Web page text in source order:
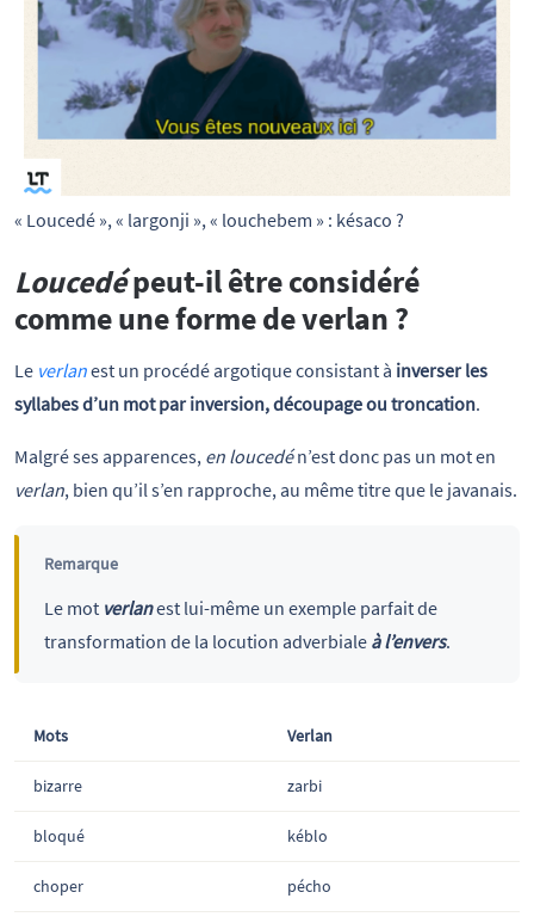
« Loucedé », « largonji », « louchebem » : késaco ?
Loucedépeut-il être considéré
comme une forme de verlan ?
Le verlanest un procédé argotique consistant à inverser les
syllabes d’un mot par inversion, découpage ou troncation.
Malgré ses apparences, en loucedén’est donc pas un mot en
verlan, bien qu’il s’en rapproche, au même titre que le javanais.
Remarque
Le mot verlanest lui-même un exemple parfait de
transformation de la locution adverbiale à l’envers.
Mots Verlan
bizarre zarbi
bloqué kéblo
choper pécho